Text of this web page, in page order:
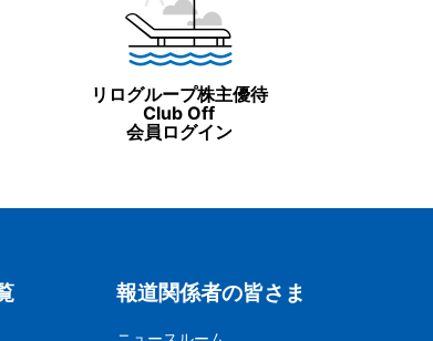
リログループ株主優待
Club Off
会員ログイン
報道関係者の皆さま